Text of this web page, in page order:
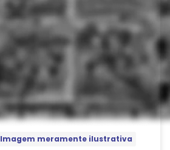
Imagem meramente ilustrativa